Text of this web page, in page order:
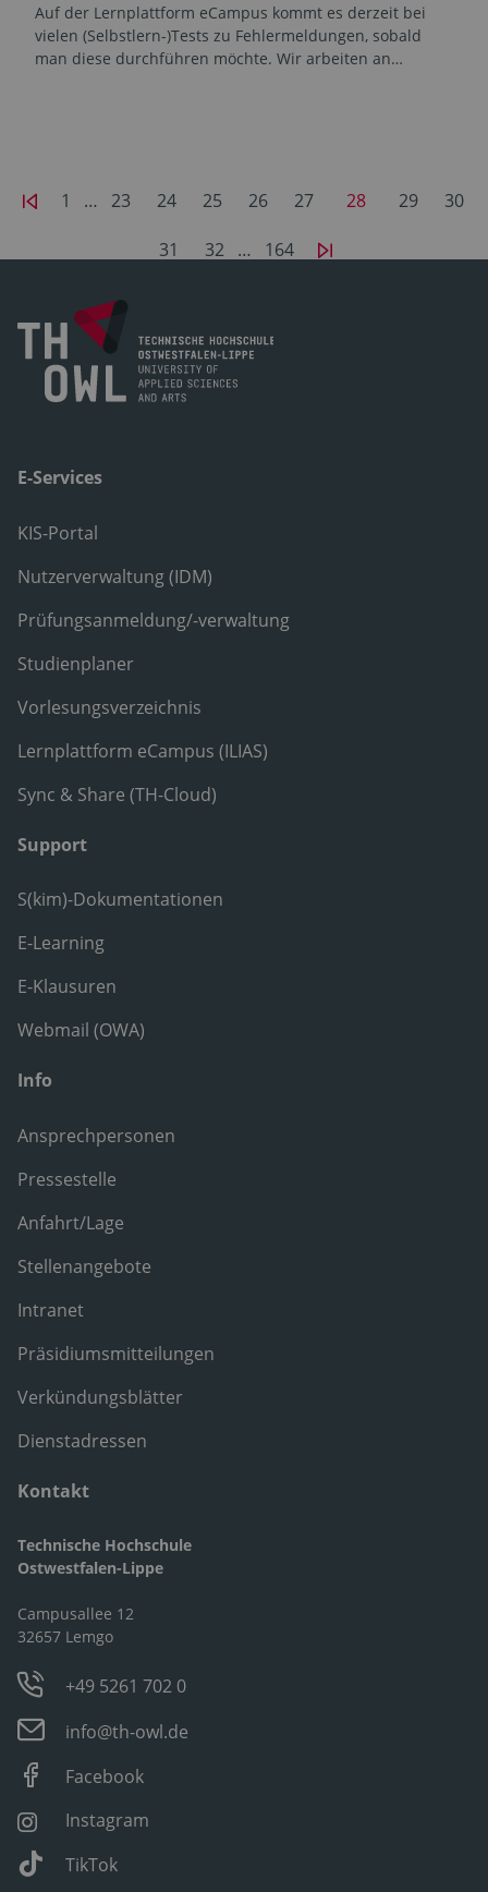
Auf der Lernplattform eCampus kommt es derzeit bei
vielen (Selbstlern-)Tests zu Fehlermeldungen, sobald
man diese durchführen möchte. Wir arbeiten an…
1 … 23 24 25 26 27 28 29 30
31 32 … 164
E-Services
KIS-Portal
Nutzerverwaltung (IDM)
Prüfungsanmeldung/-verwaltung
Studienplaner
Vorlesungsverzeichnis
Lernplattform eCampus (ILIAS)
Sync & Share (TH-Cloud)
Support
S(kim)-Dokumentationen
E-Learning
E-Klausuren
Webmail (OWA)
Info
Ansprechpersonen
Pressestelle
Anfahrt/Lage
Stellenangebote
Intranet
Präsidiumsmitteilungen
Verkündungsblätter
Dienstadressen
Kontakt
Technische Hochschule
Ostwestfalen-Lippe
Campusallee 12
32657 Lemgo
+49 5261 702 0
info@th-owl.de
Facebook
Instagram
TikTok